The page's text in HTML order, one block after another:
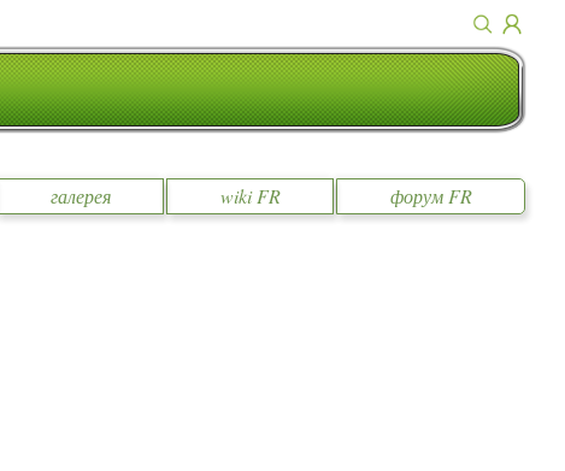
галерея wiki FR форум FR